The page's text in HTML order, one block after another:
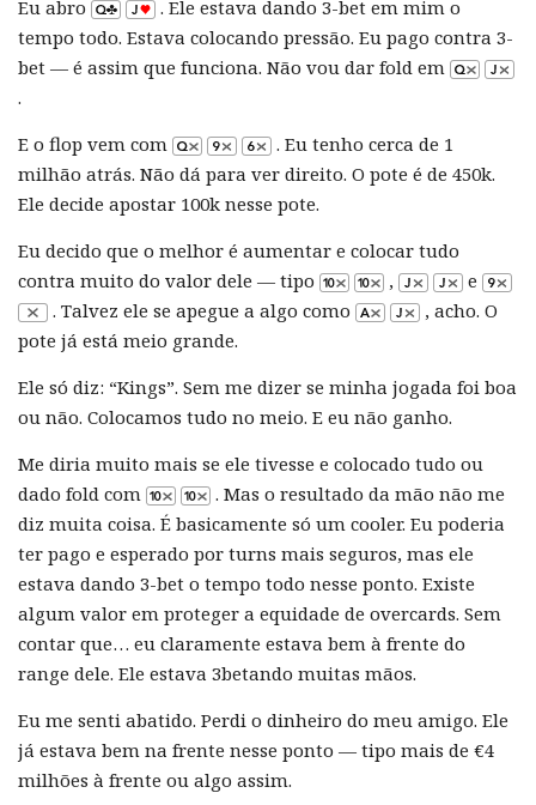
Eu abro
. Ele estava dando 3-bet em mim o
tempo todo. Estava colocando pressão. Eu pago contra 3-
bet — é assim que funciona. Não vou dar fold em
.
E o flop vem com
. Eu tenho cerca de 1
milhão atrás. Não dá para ver direito. O pote é de 450k.
Ele decide apostar 100k nesse pote.
Eu decido que o melhor é aumentar e colocar tudo
contra muito do valor dele — tipo
,
e
. Talvez ele se apegue a algo como
, acho. O
pote já está meio grande.
Ele só diz: “Kings”. Sem me dizer se minha jogada foi boa
ou não. Colocamos tudo no meio. E eu não ganho.
Me diria muito mais se ele tivesse e colocado tudo ou
dado fold com
. Mas o resultado da mão não me
diz muita coisa. É basicamente só um cooler. Eu poderia
ter pago e esperado por turns mais seguros, mas ele
estava dando 3-bet o tempo todo nesse ponto. Existe
algum valor em proteger a equidade de overcards. Sem
contar que… eu claramente estava bem à frente do
range dele. Ele estava 3betando muitas mãos.
Eu me senti abatido. Perdi o dinheiro do meu amigo. Ele
já estava bem na frente nesse ponto — tipo mais de €4
milhões à frente ou algo assim.